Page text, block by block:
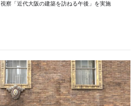
視察「近代大阪の建築を訪ねる午後」を実施